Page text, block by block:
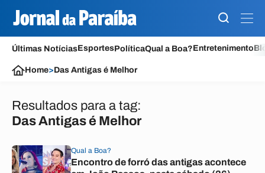
Últimas NotíciasEsportesPolíticaQual a Boa?Entretenimento
Home>Das Antigas é Melhor
Resultados para a tag:
Das Antigas é Melhor
Qual a Boa?
Encontro de forró das antigas acontece